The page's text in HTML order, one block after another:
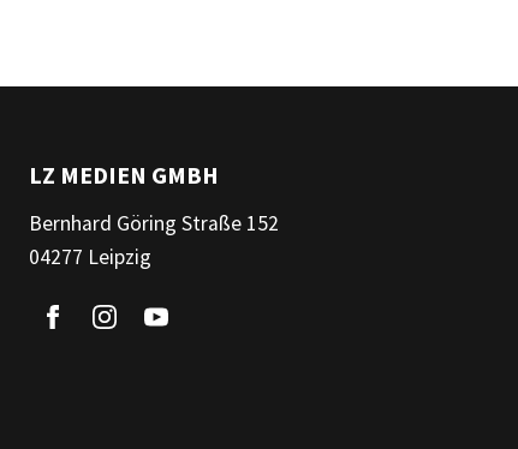
LZ MEDIEN GMBH
Bernhard Göring Straße 152
04277 Leipzig